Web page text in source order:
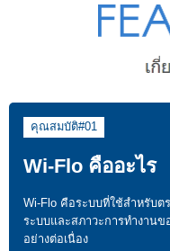
คุณสมบัติ#01
Wi-Flo คืออะไร
Wi-Flo คือระบบที่ใช้สำหรับต
ระบบและสภาวะการทำงาน
อย่างต่อเนื่อง